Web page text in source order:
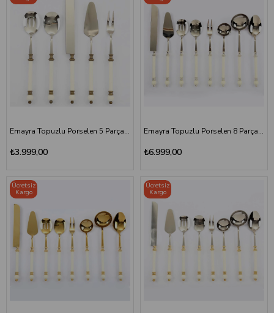
Emayra Topuzlu Porselen 5 Parça Servis Seti Antik
₺3.999,00
Emayra Topuzlu Porselen 8 Parça Servis Seti Gümüş
₺6.999,00
Ücretsiz
Kargo
Ücretsiz
Kargo